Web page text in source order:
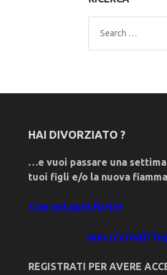
Search
for:
HAI DIVORZIATO ?
…e vuoi passare una
tuoi figli e/o la nuova
Con noi puoi farlo!
non ci credi?
REGISTRATI PER AVERE